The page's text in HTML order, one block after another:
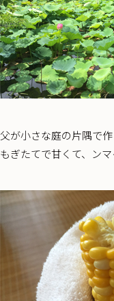
父が小さな庭の片隅で
もぎたてで甘くて、ンマ